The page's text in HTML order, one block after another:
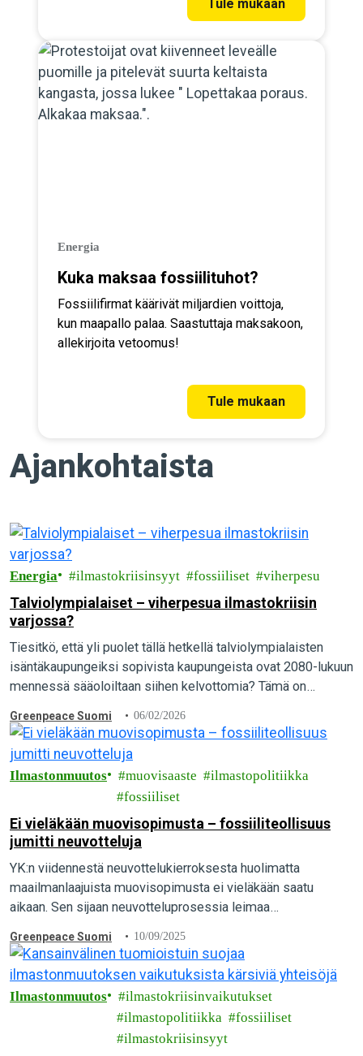
Tule mukaan
Energia
Kuka maksaa fossiilituhot?
Fossiilifirmat käärivät miljardien voittoja,
kun maapallo palaa. Saastuttaja maksakoon,
allekirjoita vetoomus!
Tule mukaan
Ajankohtaista
Energia ilmastokriisinsyyt fossiiliset viherpesu
Talviolympialaiset – viherpesua ilmastokriisin
varjossa?
Tiesitkö, että yli puolet tällä hetkellä talviolympialaisten
isäntäkaupungeiksi sopivista kaupungeista ovat 2080-lukuun
mennessä sääoloiltaan siihen kelvottomia? Tämä on
2024 valmistuneen tieteellisen arvion lopputulos. Tulos
vahvistaa…
Greenpeace Suomi 06/02/2026
Ilmastonmuutos muovisaaste
ilmastopolitiikka
fossiiliset
Ei vieläkään muovisopimusta – fossiiliteollisuus
jumitti neuvotteluja
YK:n viidennestä neuvottelukierroksesta huolimatta
maailmanlaajuista muovisopimusta ei vieläkään saatu
aikaan. Sen sijaan neuvotteluprosessia leimaa
Miksi neuvottelut ovat näin jumissa?
Greenpeace Suomi 10/09/2025
Ilmastonmuutos
ilmastokriisinvaikutukset
ilmastopolitiikka
fossiiliset
ilmastokriisinsyyt